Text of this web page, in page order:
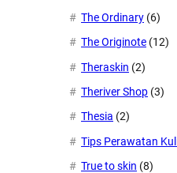
The Ordinary (6)
The Originote (12)
Theraskin (2)
Theriver Shop (3)
Thesia (2)
Tips Perawatan
True to skin (8)